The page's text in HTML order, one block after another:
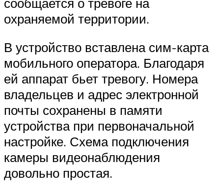
сообщается о тревоге на
охраняемой территории.
В устройство вставлена сим-карта
мобильного оператора. Благодаря
ей аппарат бьет тревогу. Номера
владельцев и адрес электронной
почты сохранены в памяти
устройства при первоначальной
настройке. Схема подключения
камеры видеонаблюдения
довольно простая.